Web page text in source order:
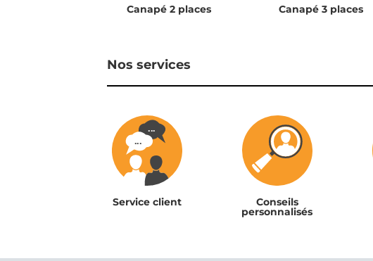
Canapé 2 places Canapé 3 places
Nos services
Service client Conseils
personnalisés